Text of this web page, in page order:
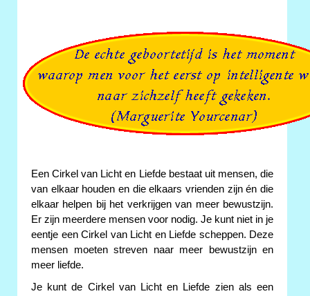
Een Cirkel van Licht en Liefde bestaat uit mensen, die
van elkaar houden en die elkaars vrienden zijn én die
elkaar helpen bij het verkrijgen van meer bewustzijn.
Er zijn meerdere mensen voor nodig. Je kunt niet in je
eentje een Cirkel van Licht en Liefde scheppen. Deze
mensen moeten streven naar meer bewustzijn en
meer liefde.
Je kunt de Cirkel van Licht en Liefde zien als een